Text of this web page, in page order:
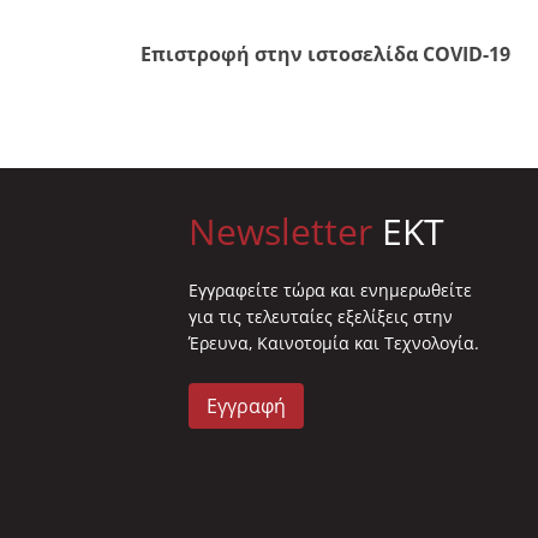
Επιστροφή στην ιστοσελίδα COVID-19
Newsletter EKT
Eγγραφείτε τώρα και ενημερωθείτε
για τις τελευταίες εξελίξεις στην
Έρευνα, Καινοτομία και Τεχνολογία.
Εγγραφή